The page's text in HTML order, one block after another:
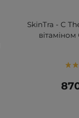
SkinTra - C